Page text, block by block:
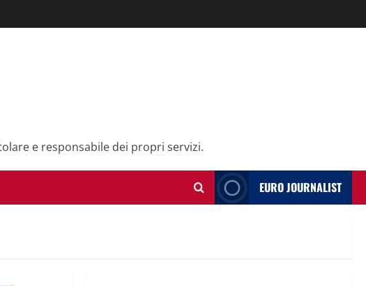
e responsabile dei propri servizi.
EURO JOURNALIST